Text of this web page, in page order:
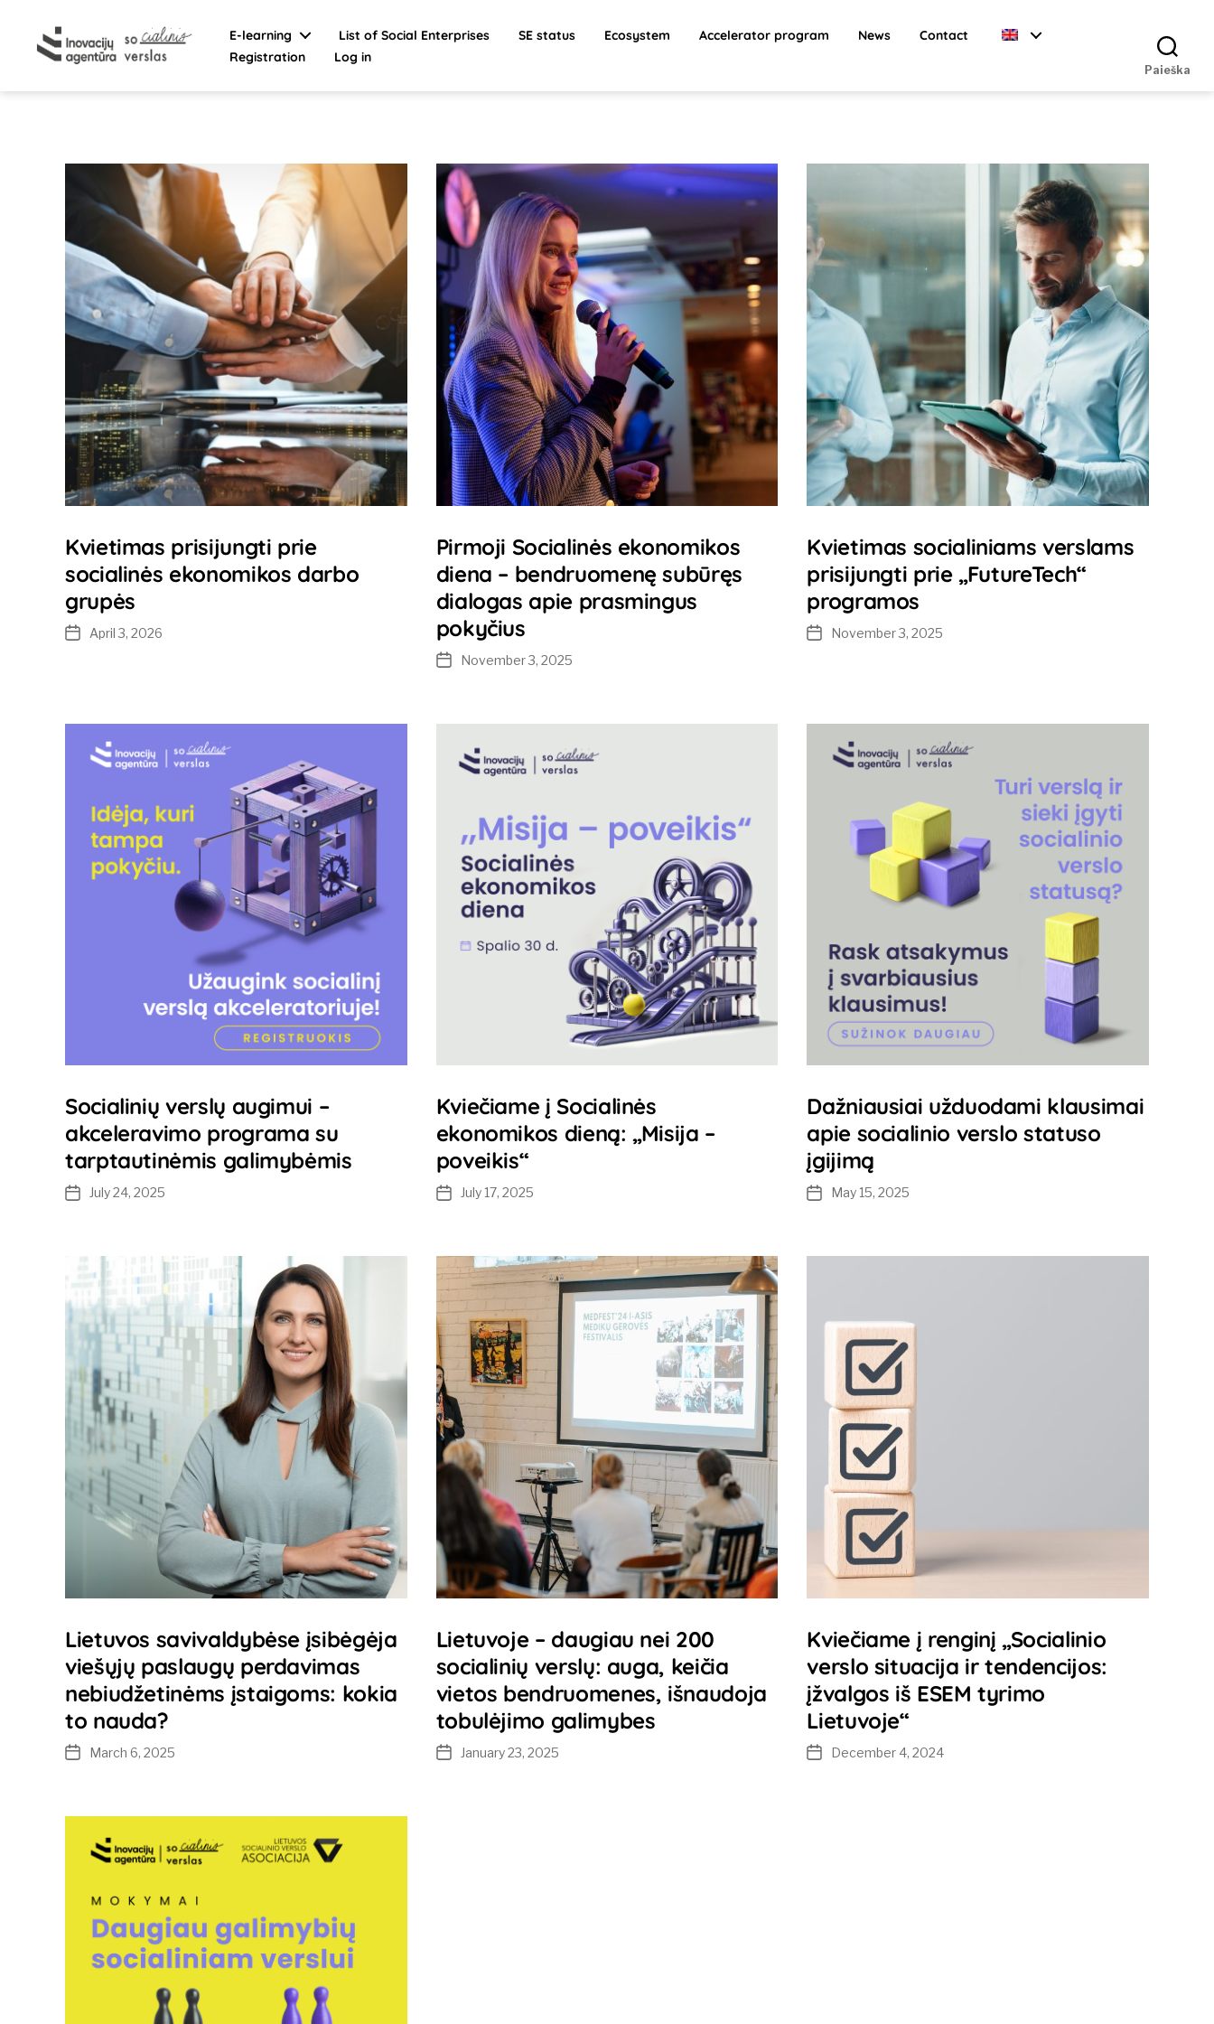
Social
Enterprise
E-learning List of Social Enterprises SE status Ecosystem Accelerator program News
Contact
Registration
Log in
Paieška
Kvietimas prisijungti prie
socialinės ekonomikos darbo
grupės
PostApril 3, 2026
Pirmoji Socialinės ekonomikos
diena – bendruomenę subūręs
dialogas apie prasmingus
pokyčius
PostNovember 3, 2025
Kvietimas socialiniams verslams
prisijungti prie „FutureTech“
programos
PostNovember 3, 2025
Socialinių verslų augimui –
akceleravimo programa su
tarptautinėmis galimybėmis
PostJuly 24, 2025
Kviečiame į Socialinės
ekonomikos dieną: „Misija –
poveikis“
PostJuly 17, 2025
Dažniausiai užduodami klausimai
apie socialinio verslo statuso
įgijimą
PostMay 15, 2025
Lietuvos savivaldybėse įsibėgėja
viešųjų paslaugų perdavimas
nebiudžetinėms įstaigoms: kokia
to nauda?
PostMarch 6, 2025
Lietuvoje – daugiau nei 200
socialinių verslų: auga, keičia
vietos bendruomenes, išnaudoja
tobulėjimo galimybes
PostJanuary 23, 2025
Kviečiame į renginį „Socialinio
verslo situacija ir tendencijos:
įžvalgos iš ESEM tyrimo
Lietuvoje“
PostDecember 4, 2024